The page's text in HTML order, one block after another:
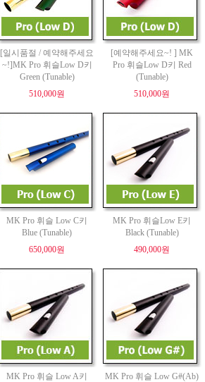
[일시품절 / 예약해주세요
~!]MK Pro 휘슬Low D키
Green (Tunable)
510,000원
[예약해주세요~! ] MK
Pro 휘슬Low D키 Red
(Tunable)
510,000원
MK Pro 휘슬 Low C키
Blue (Tunable)
650,000원
MK Pro 휘슬Low E키
Black (Tunable)
490,000원
MK Pro 휘슬 Low A키
MK Pro 휘슬 Low G#(Ab)